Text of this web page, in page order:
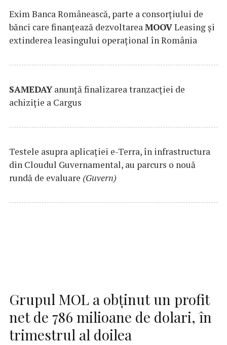
Exim Banca Românească, parte a consorțiului de
bănci care finanțează dezvoltarea MOOVLeasing și
extinderea leasingului operațional în România
SAMEDAYanunță finalizarea tranzacției de
achiziție a Cargus
Testele asupra aplicaţiei e-Terra, în infrastructura
din Cloudul Guvernamental, au parcurs o nouă
rundă de evaluare (Guvern)
Grupul MOL a obținut un profit
net de 786 milioane de dolari, în
trimestrul al doilea